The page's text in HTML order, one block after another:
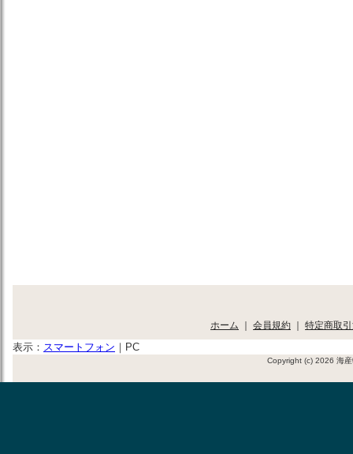
ホーム ｜ 会員規約 ｜ 特定商取
表示： スマートフォン ｜ PC
Copyright (c) 2026 海